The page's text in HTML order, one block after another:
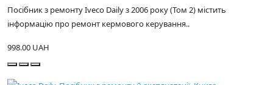
Посібник з ремонту Iveco Daily з 2006 року (Том 2) містить
інформацію про ремонт кермового керування..
998.00 UAH